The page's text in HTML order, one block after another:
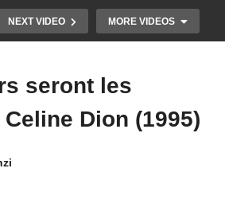
NEXT VIDEO MORE VIDEOS
seront les
Dion (1995)